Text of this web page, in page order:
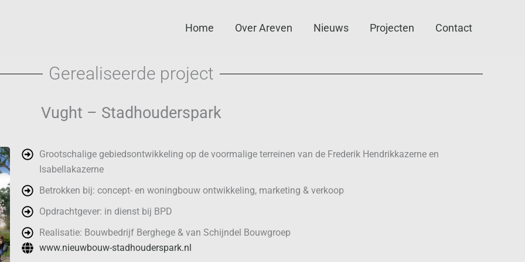
Home Over Areven Nieuws Projecten Contact
Gerealiseerde project
Vught – Stadhouderspark
Grootschalige gebiedsontwikkeling op de voormalige terreinen van de Frederik Hendrikkazerne en
Isabellakazerne
Betrokken bij: concept- en woningbouw ontwikkeling, marketing & verkoop
Opdrachtgever: in dienst bij BPD
Realisatie: Bouwbedrijf Berghege & van Schijndel Bouwgroep
www.nieuwbouw-stadhouderspark.nl